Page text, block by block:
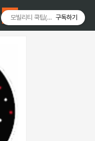
모빌리티 쿡팁(Mobility
구독하기